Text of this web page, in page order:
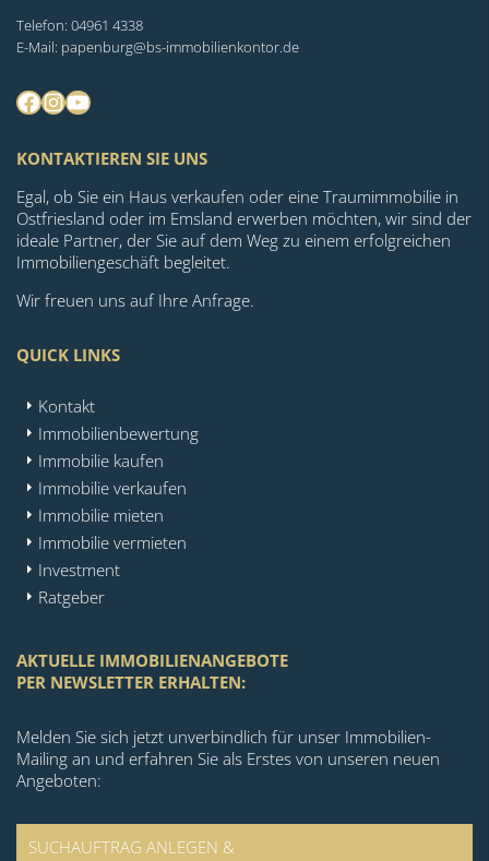
Telefon: 04961 4338
E-Mail: papenburg@bs-immobilienkontor.de
Facebook
Instagram
YouTube
KONTAKTIEREN SIE UNS
Egal, ob Sie ein Haus verkaufen oder eine Traumimmobilie in
Ostfriesland oder im Emsland erwerben möchten, wir sind der
ideale Partner, der Sie auf dem Weg zu einem erfolgreichen
Immobiliengeschäft begleitet.
Wir freuen uns auf Ihre Anfrage.
QUICK LINKS
Kontakt
Immobilienbewertung
Immobilie kaufen
Immobilie verkaufen
Immobilie mieten
Immobilie vermieten
Investment
Ratgeber
AKTUELLE IMMOBILIENANGEBOTE
PER NEWSLETTER ERHALTEN:
Melden Sie sich jetzt unverbindlich für unser Immobilien-
Mailing an und erfahren Sie als Erstes von unseren neuen
Angeboten:
SUCHAUFTRAG ANLEGEN &